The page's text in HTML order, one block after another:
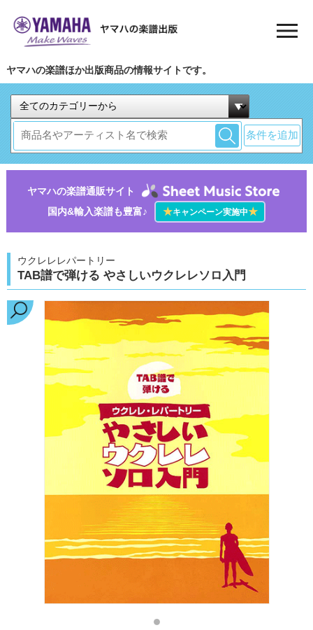
ヤマハの楽譜ほか出版商品の情報サイトです。
条件を追加
ヤマハの楽譜通販サイト
国内&輸入楽譜も豊富♪
★キャンペーン実施中★
ウクレレレパートリー
TAB譜で弾ける やさしいウクレレソロ入門